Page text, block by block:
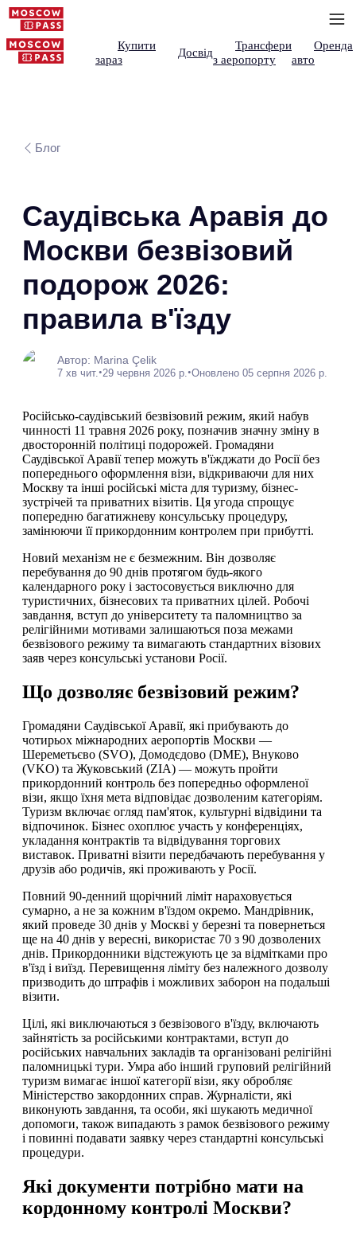
Купити
зараз
Досвід
Трансфери
з аеропорту
Оренда
авто
Блог
Саудівська Аравія до
Москви безвізовий
подорож 2026:
правила в'їзду
Автор: Marina Çelik
7 хв чит. •29 червня 2026 р. •Оновлено 05 серпня 2026 р.
Російсько-саудівський безвізовий режим, який набув
чинності 11 травня 2026 року, позначив значну зміну в
двосторонній політиці подорожей. Громадяни
Саудівської Аравії тепер можуть в'їжджати до Росії без
попереднього оформлення візи, відкриваючи для них
Москву та інші російські міста для туризму, бізнес-
зустрічей та приватних візитів. Ця угода спрощує
попередню багатижневу консульську процедуру,
замінюючи її прикордонним контролем при прибутті.
Новий механізм не є безмежним. Він дозволяє
перебування до 90 днів протягом будь-якого
календарного року і застосовується виключно для
туристичних, бізнесових та приватних цілей. Робочі
завдання, вступ до університету та паломництво за
релігійними мотивами залишаються поза межами
безвізового режиму та вимагають стандартних візових
заяв через консульські установи Росії.
Що дозволяє безвізовий режим?
Громадяни Саудівської Аравії, які прибувають до
чотирьох міжнародних аеропортів Москви —
Шереметьєво (SVO), Домодєдово (DME), Внуково
(VKO) та Жуковський (ZIA) — можуть пройти
прикордонний контроль без попередньо оформленої
візи, якщо їхня мета відповідає дозволеним категоріям.
Туризм включає огляд пам'яток, культурні відвідини та
відпочинок. Бізнес охоплює участь у конференціях,
укладання контрактів та відвідування торгових
виставок. Приватні візити передбачають перебування у
друзів або родичів, які проживають у Росії.
Повний 90-денний щорічний ліміт нараховується
сумарно, а не за кожним в'їздом окремо. Мандрівник,
який проведе 30 днів у Москві у березні та повернеться
ще на 40 днів у вересні, використає 70 з 90 дозволених
днів. Прикордонники відстежують це за відмітками про
в'їзд і виїзд. Перевищення ліміту без належного дозволу
призводить до штрафів і можливих заборон на подальші
візити.
Цілі, які виключаються з безвізового в'їзду, включають
зайнятість за російськими контрактами, вступ до
російських навчальних закладів та організовані релігійні
паломницькі тури. Умра або інший груповий релігійний
туризм вимагає іншої категорії візи, яку обробляє
Міністерство закордонних справ. Журналісти, які
виконують завдання, та особи, які шукають медичної
допомоги, також випадають з рамок безвізового режиму
і повинні подавати заявку через стандартні консульські
процедури.
Які документи потрібно мати на
кордонному контролі Москви?